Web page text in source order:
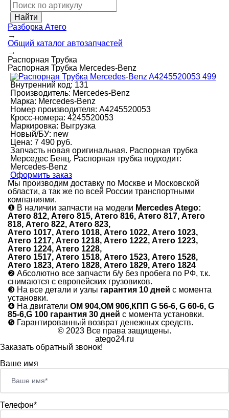
Разборка Атего
→
Общий каталог автозапчастей
→
Распорная Трубка
Распорная Трубка Mercedes-Benz
Внутренний код: 131
Производитель: Mercedes-Benz
Марка: Mercedes-Benz
Номер производителя: A4245520053
Кросс-номера: 4245520053
Маркировка: Выгрузка
Новый/БУ: new
Цена: 7 490 руб.
Запчасть новая оригинальная. Распорная трубка
Мерседес Бенц. Распорная трубка подходит:
Mercedes-Benz
Оформить заказ
Мы производим доставку по Москве и Московской
области, а так же по всей России транспортными
компаниями.
❶ В наличии запчасти на модели Mercedes Atego:
Атего 812, Атего 815, Атего 816, Атего 817, Атего
818, Атего 822, Атего 823,
Атего 1017, Атего 1018, Атего 1022, Атего 1023,
Атего 1217, Атего 1218, Атего 1222, Атего 1223,
Атего 1224, Атего 1228,
Атего 1517, Атего 1518, Атего 1523, Атего 1528,
Атего 1823, Атего 1828, Атего 1829, Атего 1824
❷ Абсолютно все запчасти б/у без пробега по РФ, т.к.
снимаются с европейских грузовиков.
❸ На все детали и узлы гарантия 10 дней с момента
установки.
❹ На двигатели ОМ 904,ОМ 906,КПП G 56-6, G 60-6, G
85-6,G 100 гарантия 30 дней с момента установки.
❺ Гарантированный возврат денежных средств.
© 2023 Все права защищены.
atego24.ru
Заказать обратный звонок!
Ваше имя
Телефон*